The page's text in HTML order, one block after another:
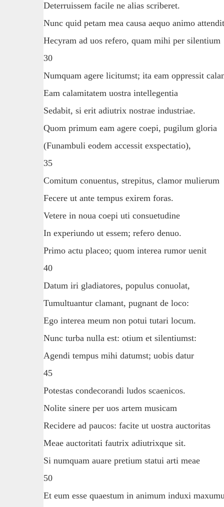
Deterruissem facile ne alias scriberet.
Nunc quid petam mea causa aequo animo
Hecyram ad uos refero, quam mihi per silentium
30
Numquam agere licitumst; ita eam oppressit
Eam calamitatem uostra intellegentia
Sedabit, si erit adiutrix nostrae industriae.
Quom primum eam agere coepi, pugilum gloria
(Funambuli eodem accessit exspectatio),
35
Comitum conuentus, strepitus, clamor mulierum
Fecere ut ante tempus exirem foras.
Vetere in noua coepi uti consuetudine
In experiundo ut essem; refero denuo.
Primo actu placeo; quom interea rumor uenit
40
Datum iri gladiatores, populus conuolat,
Tumultuantur clamant, pugnant de loco:
Ego interea meum non potui tutari locum.
Nunc turba nulla est: otium et silentiumst:
Agendi tempus mihi datumst; uobis datur
45
Potestas condecorandi ludos scaenicos.
Nolite sinere per uos artem musicam
Recidere ad paucos: facite ut uostra auctoritas
Meae auctoritati fautrix adiutrixque sit.
Si numquam auare pretium statui arti meae
50
Et eum esse quaestum in animum induxi